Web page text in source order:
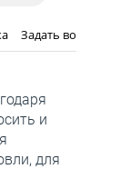
Задать вопрос
и
для